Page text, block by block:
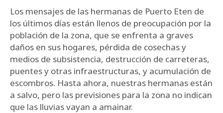
Los mensajes de las hermanas de Puerto Eten de
los últimos días están llenos de preocupación por la
población de la zona, que se enfrenta a graves
daños en sus hogares, pérdida de cosechas y
medios de subsistencia, destrucción de carreteras,
puentes y otras infraestructuras, y acumulación de
escombros. Hasta ahora, nuestras hermanas están
a salvo, pero las previsiones para la zona no indican
que las lluvias vayan a amainar.